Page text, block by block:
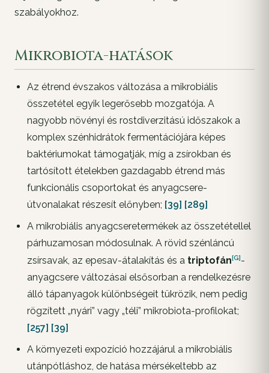
szabályokhoz.
Mikrobiota-hatások
Az étrend évszakos változása a mikrobiális
összetétel egyik legerősebb mozgatója. A
nagyobb növényi és rostdiverzitású időszakok a
komplex szénhidrátok fermentációjára képes
baktériumokat támogatják, míg a zsírokban és
tartósított ételekben gazdagabb étrend más
funkcionális csoportokat és anyagcsere-
útvonalakat részesít előnyben; [39] [289]
A mikrobiális anyagcseretermékek az összetétellel
párhuzamosan módosulnak. A rövid szénláncú
zsírsavak, az epesav-átalakítás és a triptofán[G]-
anyagcsere változásai elsősorban a rendelkezésre
álló tápanyagok különbségeit tükrözik, nem pedig
rögzített „nyári” vagy „téli” mikrobiota-profilokat;
[257] [39]
A környezeti expozíció hozzájárul a mikrobiális
utánpótláshoz, de hatása mérsékeltebb az